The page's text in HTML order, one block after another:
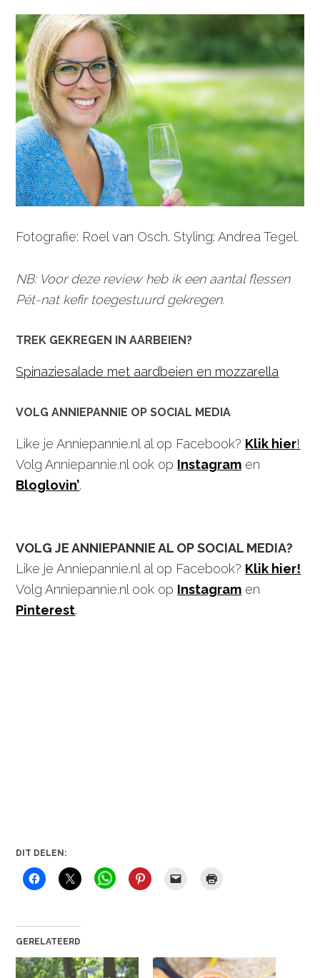
Fotografie: Roel van Osch. Styling: Andrea Tegel.
NB: Voor deze review heb ik een aantal flessen
Pét-nat kefir toegestuurd gekregen.
TREK GEKREGEN IN AARBEIEN?
Spinaziesalade met aardbeien en mozzarella
VOLG ANNIEPANNIE OP SOCIAL MEDIA
Like je Anniepannie.nl al op Facebook? Klik hier!
Volg Anniepannie.nl ook op Instagram en
Bloglovin’.
VOLG JE ANNIEPANNIE AL OP SOCIAL MEDIA?
Like je Anniepannie.nl al op Facebook? Klik hier!
Volg Anniepannie.nl ook op Instagram en
Pinterest.
DIT DELEN:
GERELATEERD